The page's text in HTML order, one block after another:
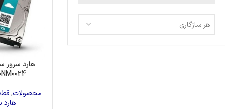
هر سازگاری
محصولات,
هارد